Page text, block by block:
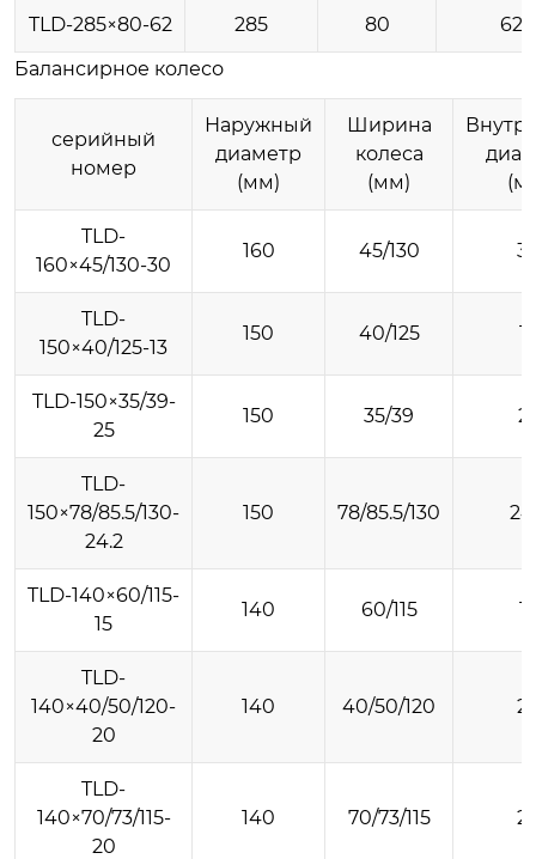
TLD-285×80-62 285 80
62
Балансирное колесо
серийный
номер
Наружный
диаметр
(мм)
Ширина
колеса
(мм)
TLD-
160×45/130-30
160 45/130
TLD-
150×40/125-13
150 40/125 13
TLD-150×35/39-
25
150 35/39
TLD-
150×78/85.5/130-
24.2
150 78/85.5/130
TLD-140×60/115-
15
140 60/115 15
TLD-
140×40/50/120-
20
140 40/50/120
TLD-
140×70/73/115-
20
140 70/73/115